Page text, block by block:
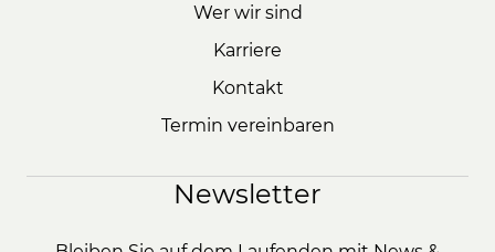
Wer wir sind
Karriere
Kontakt
Termin vereinbaren
Newsletter